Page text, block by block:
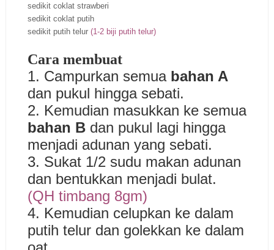
sedikit coklat strawberi
sedikit coklat putih
sedikit putih telur (1-2 biji putih telur)
Cara membuat
1. Campurkan semua bahan A
dan pukul hingga sebati.
2. Kemudian masukkan ke semua
bahan Bdan pukul lagi hingga
menjadi adunan yang sebati.
3. Sukat 1/2 sudu makan adunan
dan bentukkan menjadi bulat.
(QH timbang 8gm)
4. Kemudian celupkan ke dalam
putih telur dan golekkan ke dalam